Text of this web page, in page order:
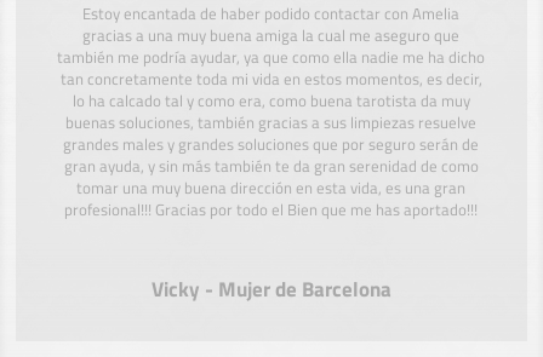
Estoy encantada de haber podido contactar con Amelia
gracias a una muy buena amiga la cual me aseguro que
también me podría ayudar, ya que como ella nadie me ha dicho
tan concretamente toda mi vida en estos momentos, es decir,
lo ha calcado tal y como era, como buena tarotista da muy
buenas soluciones, también gracias a sus limpiezas resuelve
grandes males y grandes soluciones que por seguro serán de
gran ayuda, y sin más también te da gran serenidad de como
tomar una muy buena dirección en esta vida, es una gran
profesional!!! Gracias por todo el Bien que me has aportado!!!
Vicky - Mujer de Barcelona